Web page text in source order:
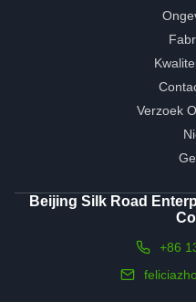
Verzoek
Beijing Silk Road
+86